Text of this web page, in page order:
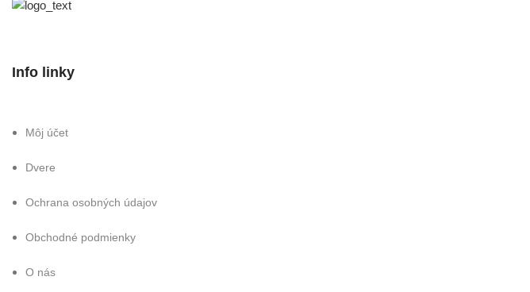
Info linky
Môj účet
Dvere
Ochrana osobných údajov
Obchodné podmienky
O nás